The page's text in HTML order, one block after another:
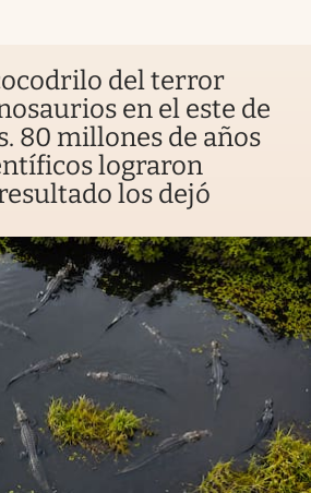
del terror
en el este de
80 millones de años
lograron
los dejó